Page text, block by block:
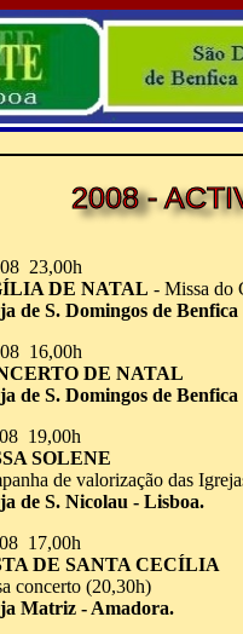
2008 -
23,00h
DE NATAL - Missa do
de S. Domingos de
16,00h
DE NATAL
de S. Domingos de
19,00h
SOLENE
de valorização das
de S. Nicolau - Lisboa.
17,00h
DE SANTA CECÍLIA
concerto (20,30h)
Matriz - Amadora.